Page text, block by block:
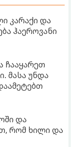
კარაქი და
ჰაეროვანი
ჩააყარეთ
მასა უნდა
და
რომ ხილი და